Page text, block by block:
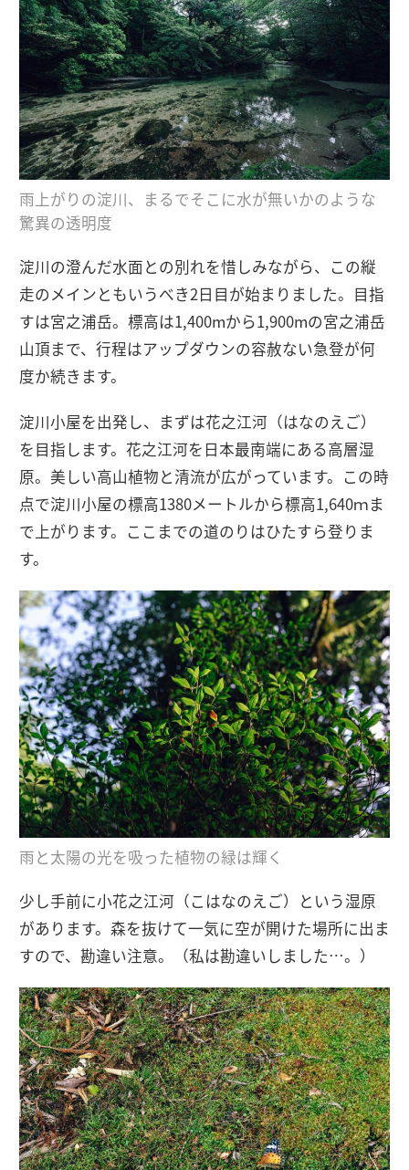
雨上がりの淀川、まるでそこに水が無いかのような
驚異の透明度
淀川の澄んだ水面との別れを惜しみながら、この縦
走のメインともいうべき2日目が始まりました。目指
すは宮之浦岳。標高は1,400mから1,900mの宮之浦岳
山頂まで、行程はアップダウンの容赦ない急登が何
度か続きます。
淀川小屋を出発し、まずは花之江河（はなのえご）
を目指します。花之江河を日本最南端にある高層湿
原。美しい高山植物と清流が広がっています。この時
点で淀川小屋の標高1380メートルから標高1,640ｍま
で上がります。ここまでの道のりはひたすら登りま
す。
雨と太陽の光を吸った植物の緑は輝く
少し手前に小花之江河（こはなのえご）という湿原
があります。森を抜けて一気に空が開けた場所に出ま
すので、勘違い注意。（私は勘違いしました…。）